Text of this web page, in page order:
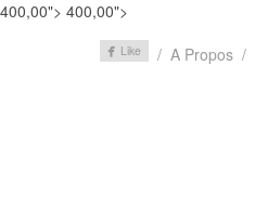
400,00"> 400,00">
A Propos